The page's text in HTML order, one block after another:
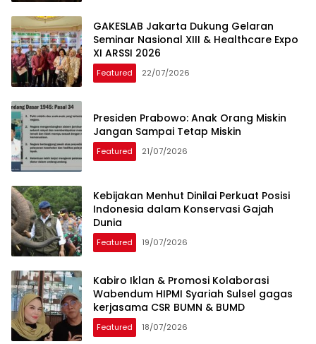
GAKESLAB Jakarta Dukung Gelaran
Seminar Nasional XIII & Healthcare Expo
XI ARSSI 2026
Featured 22/07/2026
Presiden Prabowo: Anak Orang Miskin
Jangan Sampai Tetap Miskin
Featured 21/07/2026
Kebijakan Menhut Dinilai Perkuat Posisi
Indonesia dalam Konservasi Gajah
Dunia
Featured 19/07/2026
Kabiro Iklan & Promosi Kolaborasi
Wabendum HIPMI Syariah Sulsel gagas
kerjasama CSR BUMN & BUMD
Featured 18/07/2026